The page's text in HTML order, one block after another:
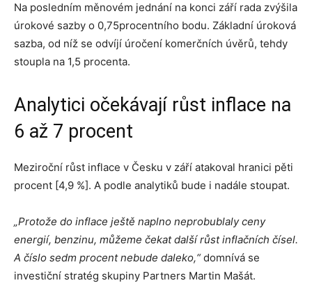
Na posledním měnovém jednání na konci září rada zvýšila
úrokové sazby o 0,75procentního bodu. Základní úroková
sazba, od níž se odvíjí úročení komerčních úvěrů, tehdy
stoupla na 1,5 procenta.
Analytici očekávají růst inflace na
6 až 7 procent
Meziroční růst inflace v Česku v září atakoval hranici pěti
procent [4,9 %]. A podle analytiků bude i nadále stoupat.
„Protože do inflace ještě naplno neprobublaly ceny
energií, benzinu, můžeme čekat další růst inflačních čísel.
A číslo sedm procent nebude daleko,“domnívá se
investiční stratég skupiny Partners Martin Mašát.